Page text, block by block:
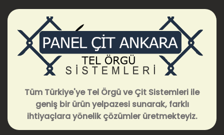
Tüm Türkiye'ye Tel Örgü ve Çit Sistemleri ile
geniş bir ürün yelpazesi sunarak, farklı
ihtiyaçlara yönelik çözümler üretmekteyiz.